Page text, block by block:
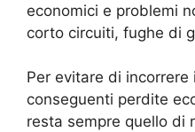
economici e problemi
corto circuiti, fughe di
Per evitare di
conseguenti perdite
resta sempre quello di